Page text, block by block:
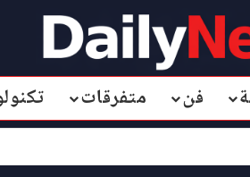
فن متفرقات